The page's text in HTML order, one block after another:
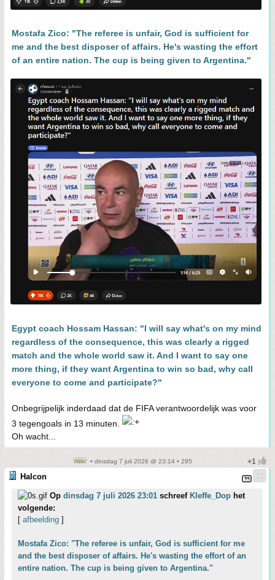
Mostafa Zico: "The referee is unfair, God is sufficient for
me and the best disposer of affairs. He's wasting the effort
of an entire nation. The cup is being given to Argentina."
Egypt coach Hossam Hassan: "I will say what's on my mind
regardless of the consequence, this was clearly a rigged
match and the whole world saw it. And I want to say one
more thing, if they want Argentina to win so bad, why call
everyone to come and participate?"
Onbegrijpelijk inderdaad dat de FIFA verantwoordelijk was voor
3 tegengoals in 13 minuten.
Oh wacht...
• dinsdag 7 juli 2026 @ 23:14 • 295
Halcon
Op dinsdag 7 juli 2026 23:01 schreef Kleffe_Dop het
volgende:
[ afbeelding ]
Mostafa Zico: "The referee is unfair, God is sufficient for me
and the best disposer of affairs. He's wasting the effort of an
entire nation. The cup is being given to Argentina."